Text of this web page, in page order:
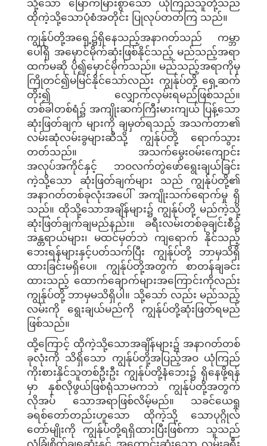
သို့သော် မြောက်မြားစွာသော ယုံကြည်သူတို့သည်
ထိုကဲ့သို့သောပုံစံအတိုင်း ပြုလုပ်တတ်ကြ သည်။
ကျွန်ုပ်တို့အရှေ့၌ရှိနေသည့်အနာဂတ်သည် ကမ္ဘာ
ပေါ်ရှိ အမှောင်မိုက်ဆုံးဖြစ်နိုင်သည့် မည်သည့်အရာ
ထက်မဆို ပို၍မှောင်မိုက်သည်။ မည်သည့်အရာကိုမှ
ကြိုတင်၍မမြင်နိုင်သော်လည်း ကျွန်ုပ်တို့ ရှေ့ဆက်
တိုး၍ လျှောက်လှမ်းရမည်ဖြစ်သည်။
တစ်ခါတစ်ရံ၌ အကျိုးဆက်ကြီးမားကျယ် ပြန့်သော
ဆုံးဖြတ်ချက် များကို ချမှတ်ရသည့် အသက်တာ၏
လမ်းဆုံလမ်းခွများဆီသို့ ကျွန်ုပ်တို့ ရောက်သွား
တတ်သည်။ အသက်မွေးဝမ်းကျောင်း
အလုပ်အကိုင်နှင့် ဘဝလက်တွဲဖော်ရွေးချယ်ခြင်း
ကဲ့သို့သော ဆုံးဖြတ်ချက်များ သည် ကျွန်ုပ်တို့၏
အနာဂတ်တစ်ခုလုံးအပေါ် အကျိုးသက်ရောက်မှု ရှိ
သည်။ ထိုသို့သောအချိန်များ၌ ကျွန်ုပ်တို့ မည်ကဲ့သို့
ဆုံးဖြတ်ချက်ချမည်နည်း။ ခရီးလမ်းတစ်ခုချင်းစီ၌
အန္တရာယ်များ၊ မထင်မှတ်ဘဲ ကျရောက် နိုင်သည့်
ဘေးရန်များနှင့်ပတ်သက်ပြီး ကျွန်ုပ်တို့ ဘာမှသိရှိ
ထားခြင်းမရှိပေ။ ကျွန်ုပ်တို့အတွက် စာတန်ချခင်း
ထားသည့် ထောက်ချောက်များအကြောင်းကိုလည်း
ကျွန်ုပ်တို့ ဘာမှမသိရှိပါ။ သို့သော် လည်း မည်သည့်
လမ်းကို ရွေးချယ်မည်ကို ကျွန်ုပ်တို့ဆုံးဖြတ်ရမည်
ဖြစ်သည်။
ထို့ကြောင့် ထိုကဲ့သို့သောအချိန်များ၌ အနာဂတ်တစ်
ခုလုံးကို သိရှိသော ကျွန်ုပ်တို့အပြည့်အဝ ယုံကြည်
ကိုးစားနိုင်သူတစ်ဦးဦး ကျွန်ုပ်တို့နံဘေး၌ ရှိနေဖို့ရန်
မှာ နှစ်လိုဖွယ်ဖြစ်ရုံသာမကဘဲ ကျွန်ုပ်တို့အတွက်
လိုအပ် သောအရာဖြစ်လိမ့်မည်။ သခင်ယေရှု
ခရစ်တော်တည်းဟူသော ထိုကဲ့သို့ သောပုဂ္ဂိုလ်
တော်မျိုးကို ကျွန်ုပ်တို့ရရှိထားပြီးဖြစ်ကာ သူသည်
လုံခြုံစိတ်ချရဆုံးနှင့် အကောင်းဆုံးသော လမ်းခရီး